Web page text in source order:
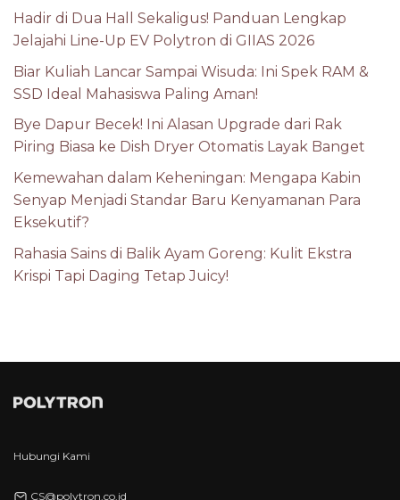
Hadir di Dua Hall Sekaligus! Panduan Lengkap
Jelajahi Line-Up EV Polytron di GIIAS 2026
Biar Kuliah Lancar Sampai Wisuda: Ini Spek RAM &
SSD Ideal Mahasiswa Paling Aman!
Bye Dapur Becek! Ini Alasan Upgrade dari Rak
Piring Biasa ke Dish Dryer Otomatis Layak Banget
Kemewahan dalam Keheningan: Mengapa Kabin
Senyap Menjadi Standar Baru Kenyamanan Para
Eksekutif?
Rahasia Sains di Balik Ayam Goreng: Kulit Ekstra
Krispi Tapi Daging Tetap Juicy!
Hubungi Kami
CS@polytron.co.id